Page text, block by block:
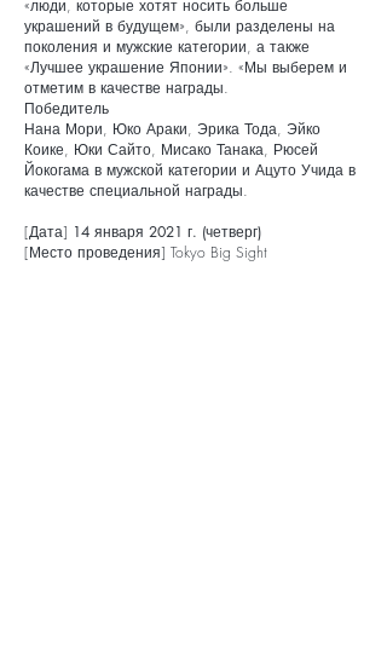
«люди, которые хотят носить больше
украшений в будущем», были разделены на
поколения и мужские категории, а также
«Лучшее украшение Японии». «Мы выберем и
отметим в качестве награды.
Победитель
Нана Мори, Юко Араки, Эрика Тода, Эйко
Коике, Юки Сайто, Мисако Танака, Рюсей
Йокогама в мужской категории и Ацуто Учида в
качестве специальной награды.
[Дата] 14 января 2021 г. (четверг)
[Место проведения] Tokyo Big Sight